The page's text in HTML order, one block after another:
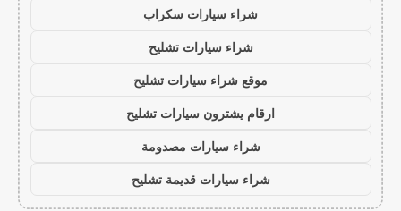
شراء سيارات سكراب
شراء سيارات تشليح
موقع شراء سيارات تشليح
ارقام يشترون سيارات تشليح
شراء سيارات مصدومة
شراء سيارات قديمة تشليح